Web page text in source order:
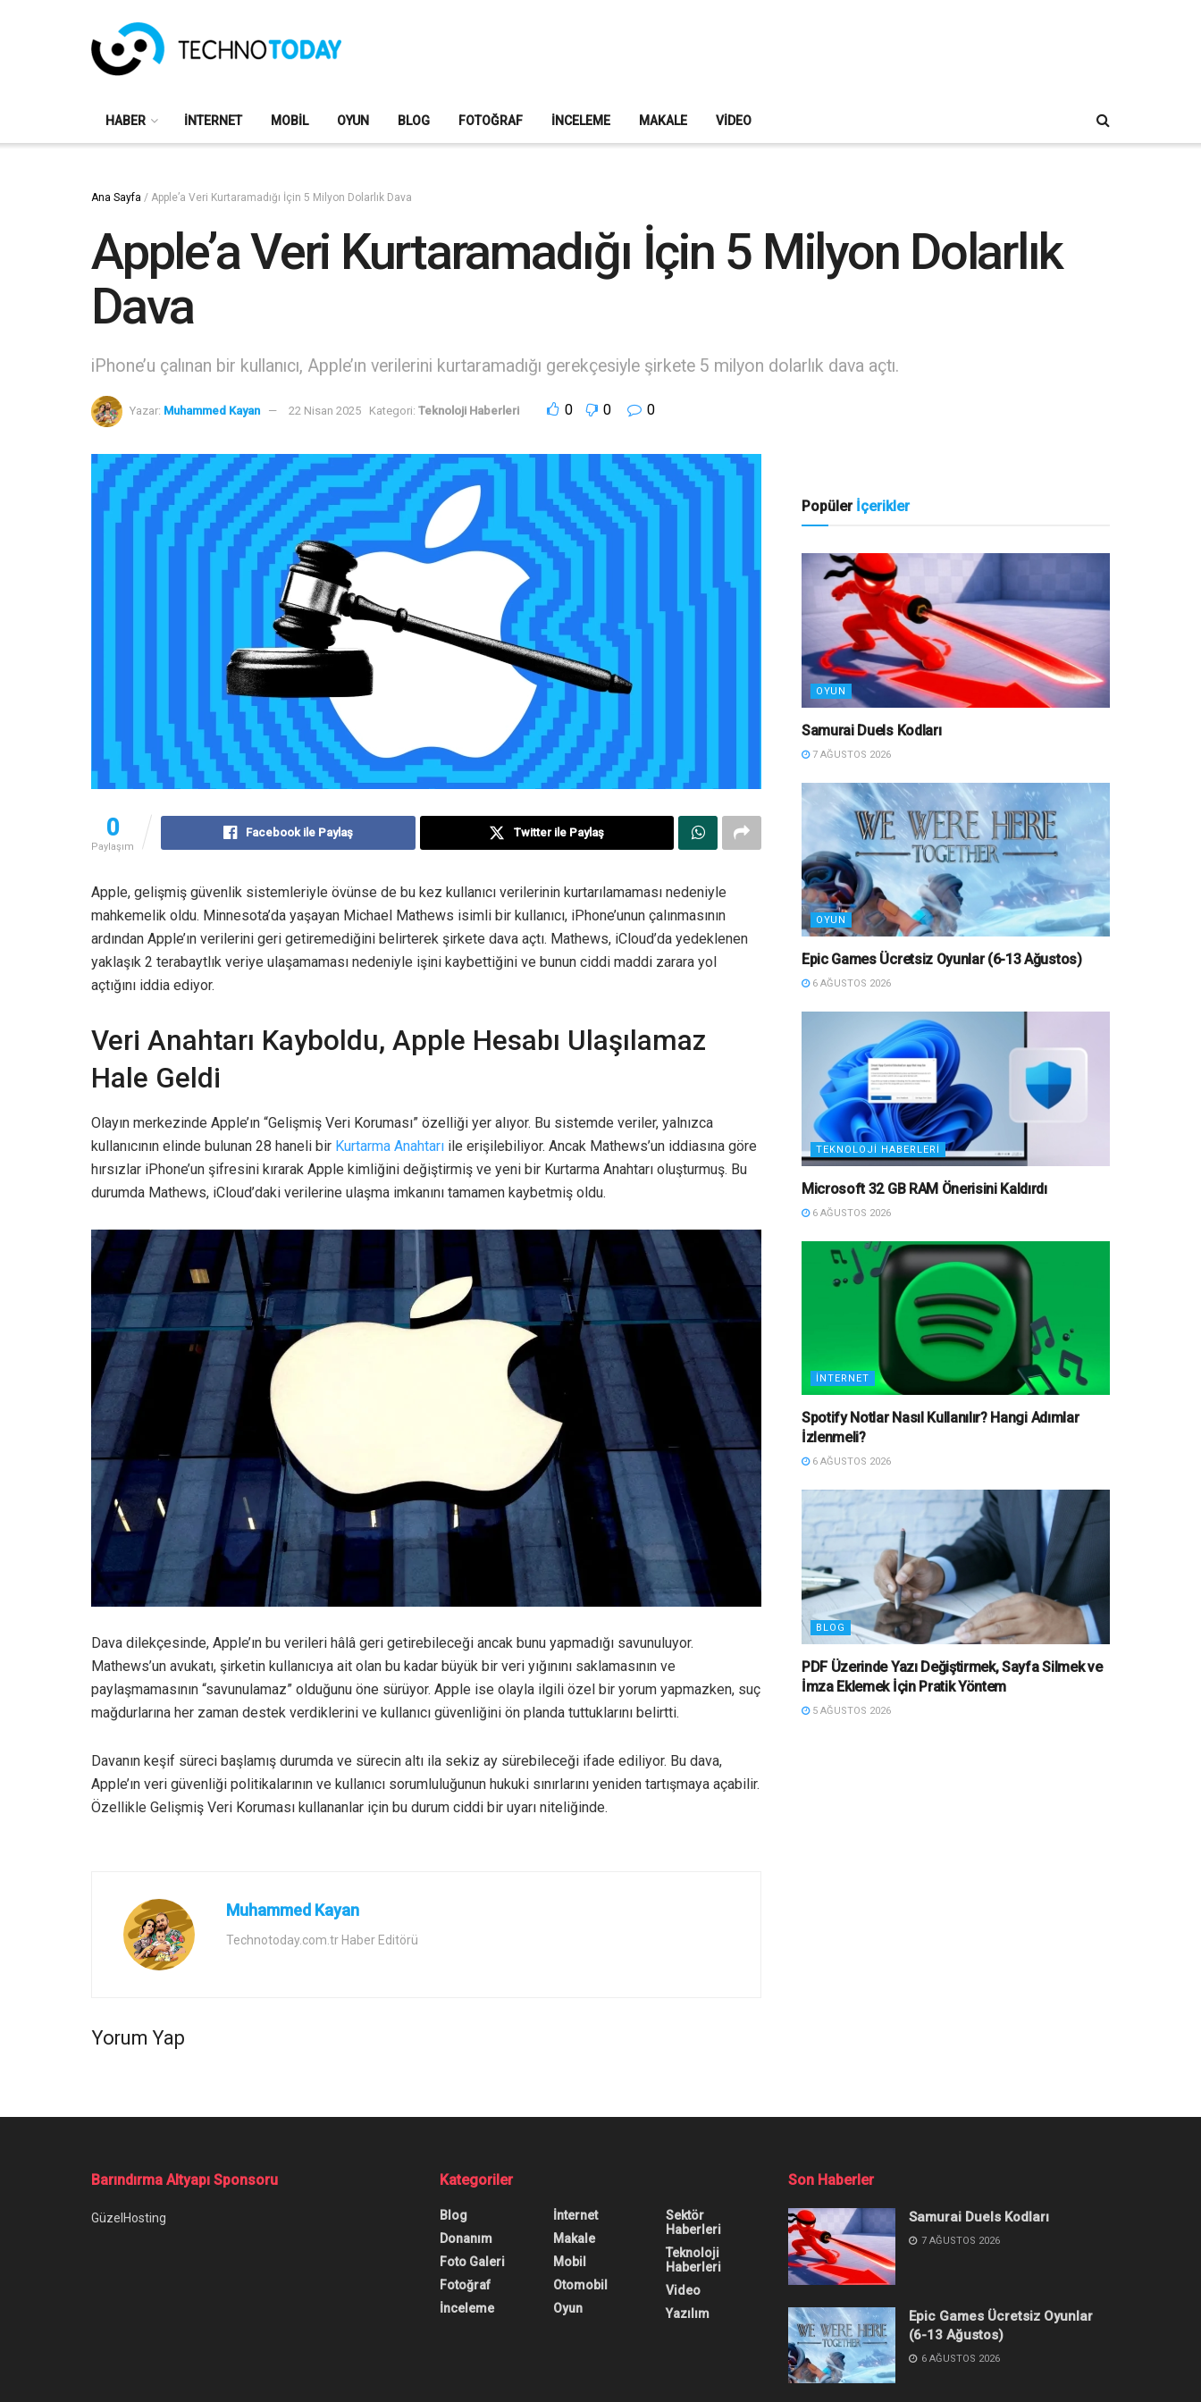
HABER İNTERNET MOBIL OYUN BLOG FOTOĞRAF İNCELEME MAKALE VIDEO
Ana Sayfa / Apple’a Veri Kurtaramadığı İçin 5 Milyon Dolarlık Dava
Apple’a Veri Kurtaramadığı İçin 5 Milyon Dolarlık
Dava
iPhone’u çalınan bir kullanıcı, Apple’ın verilerini kurtaramadığı gerekçesiyle şirkete 5 milyon dolarlık dava açtı.
Yazar: Muhammed Kayan 22 Nisan 2025 Kategori: Teknoloji Haberleri 0 0 0
0
Paylaşım
Facebook ile Paylaş Twitter ile Paylaş
Apple, gelişmiş güvenlik sistemleriyle övünse de bu kez kullanıcı verilerinin kurtarılamaması nedeniyle
mahkemelik oldu. Minnesota’da yaşayan Michael Mathews isimli bir kullanıcı, iPhone’unun çalınmasının
ardından Apple’ın verilerini geri getiremediğini belirterek şirkete dava açtı. Mathews, iCloud’da yedeklenen
yaklaşık 2 terabaytlık veriye ulaşamaması nedeniyle işini kaybettiğini ve bunun ciddi maddi zarara yol
açtığını iddia ediyor.
Veri Anahtarı Kayboldu, Apple Hesabı Ulaşılamaz
Hale Geldi
Olayın merkezinde Apple’ın “Gelişmiş Veri Koruması” özelliği yer alıyor. Bu sistemde veriler, yalnızca
kullanıcının elinde bulunan 28 haneli bir Kurtarma Anahtarı ile erişilebiliyor. Ancak Mathews’un iddiasına göre
hırsızlar iPhone’un şifresini kırarak Apple kimliğini değiştirmiş ve yeni bir Kurtarma Anahtarı oluşturmuş. Bu
durumda Mathews, iCloud’daki verilerine ulaşma imkanını tamamen kaybetmiş oldu.
Dava dilekçesinde, Apple’ın bu verileri hâlâ geri getirebileceği ancak bunu yapmadığı savunuluyor.
Mathews’un avukatı, şirketin kullanıcıya ait olan bu kadar büyük bir veri yığınını saklamasının ve
paylaşmamasının “savunulamaz” olduğunu öne sürüyor. Apple ise olayla ilgili özel bir yorum yapmazken, suç
mağdurlarına her zaman destek verdiklerini ve kullanıcı güvenliğini ön planda tuttuklarını belirtti.
Davanın keşif süreci başlamış durumda ve sürecin altı ila sekiz ay sürebileceği ifade ediliyor. Bu dava,
Apple’ın veri güvenliği politikalarının ve kullanıcı sorumluluğunun hukuki sınırlarını yeniden tartışmaya açabilir.
Özellikle Gelişmiş Veri Koruması kullananlar için bu durum ciddi bir uyarı niteliğinde.
Muhammed Kayan
Technotoday.com.tr Haber Editörü
Yorum Yap
Popüler İçerikler
OYUN
Samurai Duels Kodları
7 AĞUSTOS 2026
OYUN
Epic Games Ücretsiz Oyunlar (6-13 Ağustos)
6 AĞUSTOS 2026
TEKNOLOJI HABERLERI
Microsoft 32 GB RAM Önerisini Kaldırdı
6 AĞUSTOS 2026
İNTERNET
Spotify Notlar Nasıl Kullanılır? Hangi Adımlar
İzlenmeli?
6 AĞUSTOS 2026
BLOG
PDF Üzerinde Yazı Değiştirmek, Sayfa Silmek ve
İmza Eklemek İçin Pratik Yöntem
5 AĞUSTOS 2026
Barındırma Altyapı Sponsoru
GüzelHosting
Kategoriler
Blog
Donanım
Foto Galeri
Fotoğraf
İnceleme
İnternet
Makale
Mobil
Otomobil
Oyun
Sektör
Haberleri
Teknoloji
Haberleri
Video
Yazılım
Son Haberler
Samurai Duels Kodları
7 AĞUSTOS 2026
Epic Games Ücretsiz Oyunlar
(6-13 Ağustos)
6 AĞUSTOS 2026